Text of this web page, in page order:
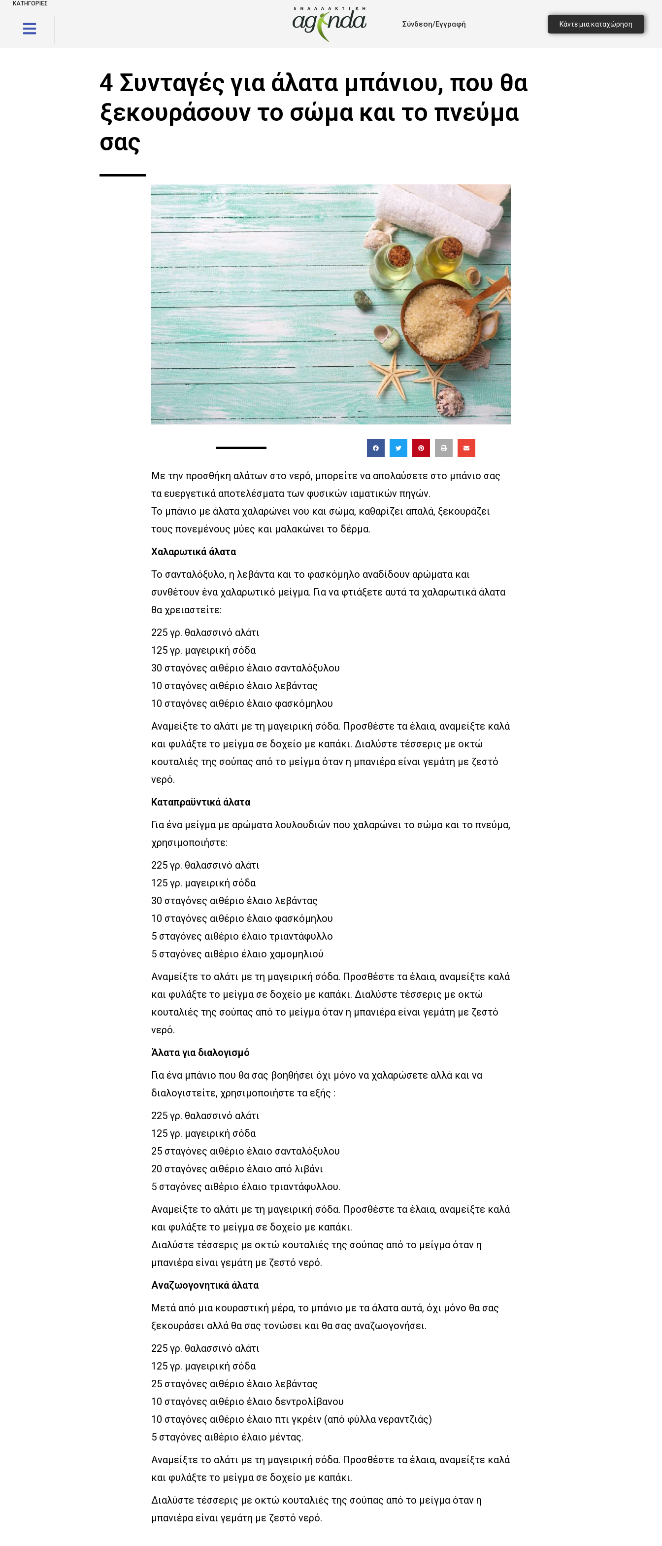
ΚΑΤΗΓΟΡΙΕΣ
Σύνδεση/Εγγραφή Κάντε μια καταχώρηση
4 Συνταγές για άλατα μπάνιου, που θα
ξεκουράσουν το σώμα και το πνεύμα
σας
Με την προσθήκη αλάτων στο νερό, μπορείτε να απολαύσετε στο μπάνιο σας
τα ευεργετικά αποτελέσματα των φυσικών ιαματικών πηγών.
Το μπάνιο με άλατα χαλαρώνει νου και σώμα, καθαρίζει απαλά, ξεκουράζει
τους πονεμένους μύες και μαλακώνει το δέρμα.
Χαλαρωτικά άλατα
Το σανταλόξυλο, η λεβάντα και το φασκόμηλο αναδίδουν αρώματα και
συνθέτουν ένα χαλαρωτικό μείγμα. Για να φτιάξετε αυτά τα χαλαρωτικά άλατα
θα χρειαστείτε:
225 γρ. θαλασσινό αλάτι
125 γρ. μαγειρική σόδα
30 σταγόνες αιθέριο έλαιο σανταλόξυλου
10 σταγόνες αιθέριο έλαιο λεβάντας
10 σταγόνες αιθέριο έλαιο φασκόμηλου
Αναμείξτε το αλάτι με τη μαγειρική σόδα. Προσθέστε τα έλαια, αναμείξτε καλά
και φυλάξτε το μείγμα σε δοχείο με καπάκι. Διαλύστε τέσσερις με οκτώ
κουταλιές της σούπας από το μείγμα όταν η μπανιέρα είναι γεμάτη με ζεστό
νερό.
Καταπραϋντικά άλατα
Για ένα μείγμα με αρώματα λουλουδιών που χαλαρώνει το σώμα και το πνεύμα,
χρησιμοποιήστε:
225 γρ. θαλασσινό αλάτι
125 γρ. μαγειρική σόδα
30 σταγόνες αιθέριο έλαιο λεβάντας
10 σταγόνες αιθέριο έλαιο φασκόμηλου
5 σταγόνες αιθέριο έλαιο τριαντάφυλλο
5 σταγόνες αιθέριο έλαιο χαμομηλιού
Αναμείξτε το αλάτι με τη μαγειρική σόδα. Προσθέστε τα έλαια, αναμείξτε καλά
και φυλάξτε το μείγμα σε δοχείο με καπάκι. Διαλύστε τέσσερις με οκτώ
κουταλιές της σούπας από το μείγμα όταν η μπανιέρα είναι γεμάτη με ζεστό
νερό.
Άλατα για διαλογισμό
Για ένα μπάνιο που θα σας βοηθήσει όχι μόνο να χαλαρώσετε αλλά και να
διαλογιστείτε, χρησιμοποιήστε τα εξής :
225 γρ. θαλασσινό αλάτι
125 γρ. μαγειρική σόδα
25 σταγόνες αιθέριο έλαιο σανταλόξυλου
20 σταγόνες αιθέριο έλαιο από λιβάνι
5 σταγόνες αιθέριο έλαιο τριαντάφυλλου.
Αναμείξτε το αλάτι με τη μαγειρική σόδα. Προσθέστε τα έλαια, αναμείξτε καλά
και φυλάξτε το μείγμα σε δοχείο με καπάκι.
Διαλύστε τέσσερις με οκτώ κουταλιές της σούπας από το μείγμα όταν η
μπανιέρα είναι γεμάτη με ζεστό νερό.
Αναζωογονητικά άλατα
Μετά από μια κουραστική μέρα, το μπάνιο με τα άλατα αυτά, όχι μόνο θα σας
ξεκουράσει αλλά θα σας τονώσει και θα σας αναζωογονήσει.
225 γρ. θαλασσινό αλάτι
125 γρ. μαγειρική σόδα
25 σταγόνες αιθέριο έλαιο λεβάντας
10 σταγόνες αιθέριο έλαιο δεντρολίβανου
10 σταγόνες αιθέριο έλαιο πτι γκρέιν (από φύλλα νεραντζιάς)
5 σταγόνες αιθέριο έλαιο μέντας.
Αναμείξτε το αλάτι με τη μαγειρική σόδα. Προσθέστε τα έλαια, αναμείξτε καλά
και φυλάξτε το μείγμα σε δοχείο με καπάκι.
Διαλύστε τέσσερις με οκτώ κουταλιές της σούπας από το μείγμα όταν η
μπανιέρα είναι γεμάτη με ζεστό νερό.